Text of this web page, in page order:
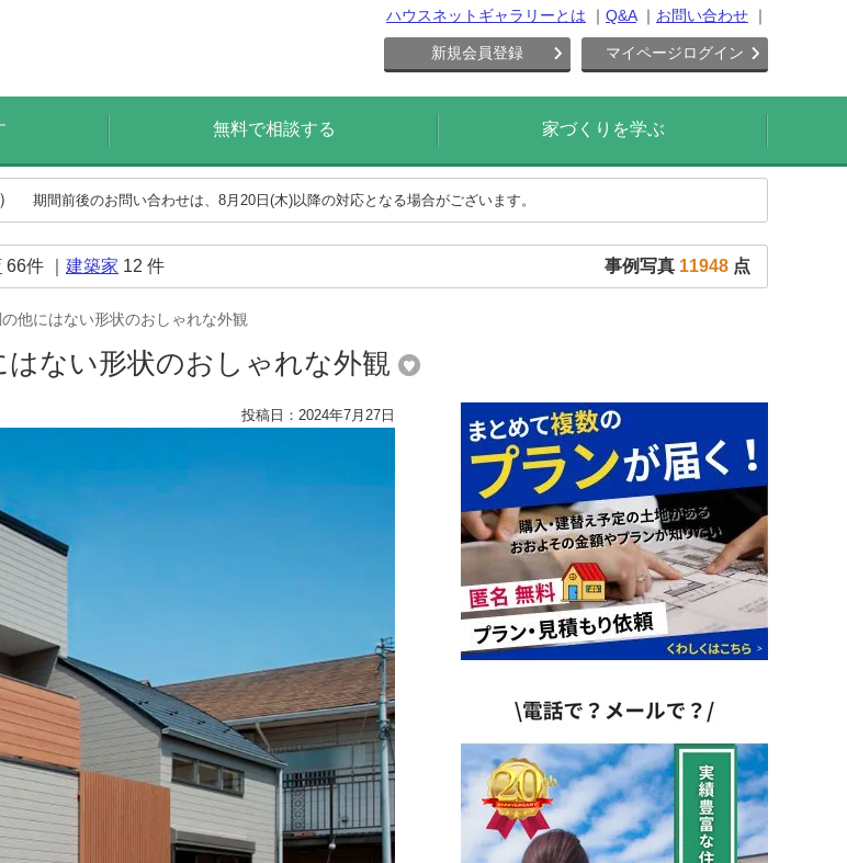
ハウスネットギャラリーとは Q&A お問い合わせ
新規会員登録 マイページログイン
無料で相談する 家づくりを学ぶ
） 期間前後のお問い合わせは、8月20日(木)以降の対応となる場合がございます。
66件 ｜ 建築家 12 件 事例写真 11948 点
他にはない形状のおしゃれな外観
ない形状のおしゃれな外観
投稿日：2024年7月27日